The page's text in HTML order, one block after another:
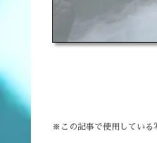
※この記事で使用している